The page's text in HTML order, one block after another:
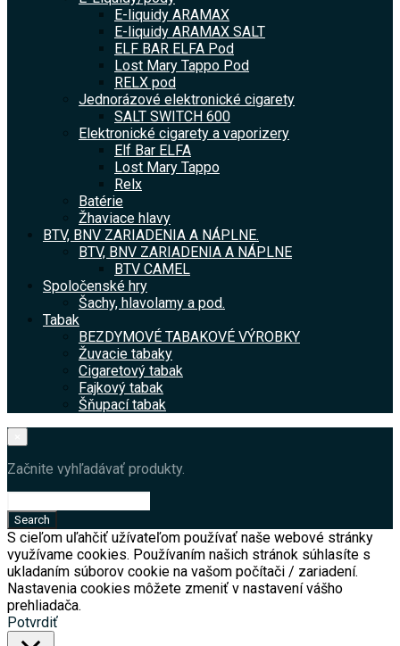
E-liquidy ARAMAX
E-liquidy ARAMAX SALT
ELF BAR ELFA Pod
Lost Mary Tappo Pod
RELX pod
Jednorázové elektronické cigarety
SALT SWITCH 600
Elektronické cigarety a vaporizery
Elf Bar ELFA
Lost Mary Tappo
Relx
Batérie
Žhaviace hlavy
BTV, BNV ZARIADENIA A NÁPLNE.
BTV, BNV ZARIADENIA A NÁPLNE
BTV CAMEL
Spoločenské hry
Šachy, hlavolamy a pod.
Tabak
BEZDYMOVÉ TABAKOVÉ VÝROBKY
Žuvacie tabaky
Cigaretový tabak
Fajkový tabak
Šňupací tabak
Začnite vyhľadávať produkty.
S cieľom uľahčiť užívateľom používať naše webové stránky
využívame cookies. Používaním našich stránok súhlasíte s
ukladaním súborov cookie na vašom počítači / zariadení.
Nastavenia cookies môžete zmeniť v nastavení vášho
prehliadača.
Potvrdiť